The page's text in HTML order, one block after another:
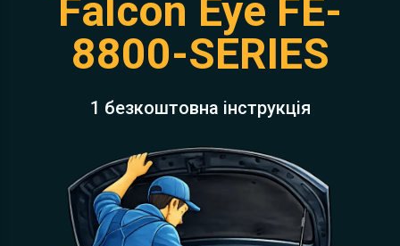
Falcon Eye FE-
8800-SERIES
1 безкоштовна інструкція